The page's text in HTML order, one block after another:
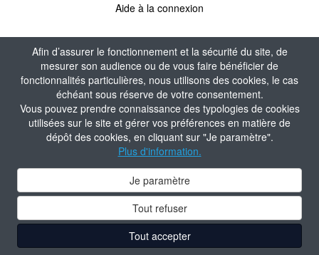
Afin d’assurer le fonctionnement et la sécurité du site, de
mesurer son audience ou de vous faire bénéficier de
fonctionnalités particulières, nous utilisons des cookies, le cas
échéant sous réserve de votre consentement.
Vous pouvez prendre connaissance des typologies de cookies
utilisées sur le site et gérer vos préférences en matière de
dépôt des cookies, en cliquant sur "Je paramètre".
Plus d'information.
Je paramètre
Tout refuser
Tout accepter
Aide à la connexion